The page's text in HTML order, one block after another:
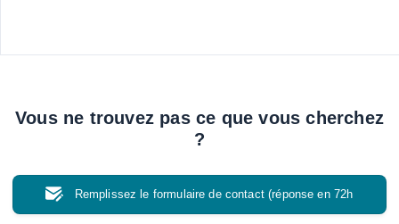
Vous ne trouvez pas ce que vous cherchez
?
Remplissez le formulaire de contact (réponse en 72h